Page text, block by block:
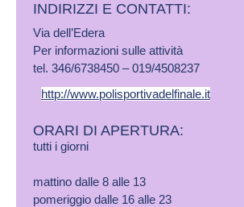
INDIRIZZI E CONTATTI:​
Via dell’Edera
Per informazioni sulle attività
tel. 346/6738450 – 019/4508237
http://www.polisportivadelfinale.it
ORARI DI APERTURA:
tutti i giorni
mattino dalle 8 alle 13
pomeriggio dalle 16 alle 23